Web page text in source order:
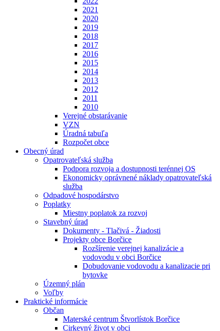
2021
2020
2019
2018
2017
2016
2015
2014
2013
2012
2011
2010
Verejné obstarávanie
VZN
Úradná tabuľa
Rozpočet obce
Obecný úrad
Opatrovateľská služba
Podpora rozvoja a dostupnosti terénnej OS
Ekonomicky oprávnené náklady opatrovateľská
služba
Odpadové hospodárstvo
Poplatky
Miestny poplatok za rozvoj
Stavebný úrad
Dokumenty - Tlačivá - Žiadosti
Projekty obce Borčice
Rozšírenie verejnej kanalizácie a
vodovodu v obci Borčice
Dobudovanie vodovodu a kanalizacie pri
bytovke
Územný plán
Voľby
Praktické informácie
Občan
Materské centrum Štvorlístok Borčice
Cirkevný život v obci